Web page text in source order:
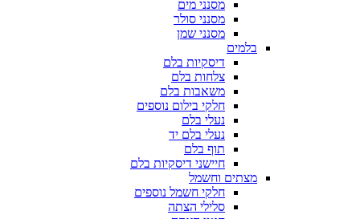
מסנני מים
מסנני סולר
מסנני שמן
בלמים
דיסקיות בלם
צלחות בלם
משאבות בלם
חלקי בילום נוספים
נעלי בלם
נעלי בלם יד
תוף בלם
חיישני דיסקיות בלם
מצתים וחשמל
חלקי חשמל נוספים
סלילי הצתה